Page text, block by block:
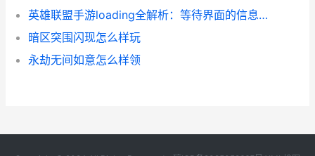
英雄联盟手游loading全解析：等待界面的信息价格与实战意义
暗区突围闪现怎么样玩
永劫无间如意怎么样领